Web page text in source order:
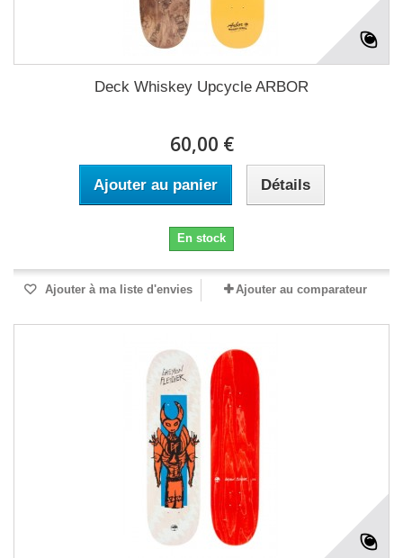
Deck Whiskey Upcycle ARBOR
60,00 €
Ajouter au panier Détails
En stock
Ajouter à ma liste d'envies Ajouter au comparateur